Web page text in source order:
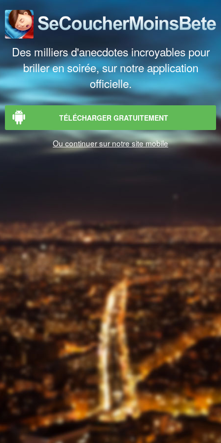
Des milliers d'anecdotes incroyables pour
briller en soirée, sur notre application
officielle.
TÉLÉCHARGER GRATUITEMENT
Ou continuer sur notre site mobile